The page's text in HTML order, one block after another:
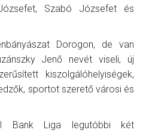
Szabó Józsefet és
Dorogon, de van
Jenő nevét viseli, új
kiszolgálóhelyiségek,
sportot szerető városi és
Bank Liga legutóbbi két